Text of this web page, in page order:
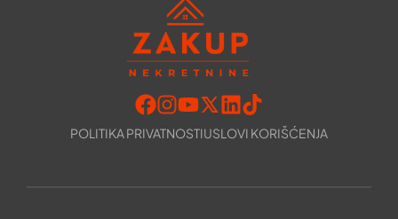
POLITIKA PRIVATNOSTIUSLOVI KORIŠĆENJA